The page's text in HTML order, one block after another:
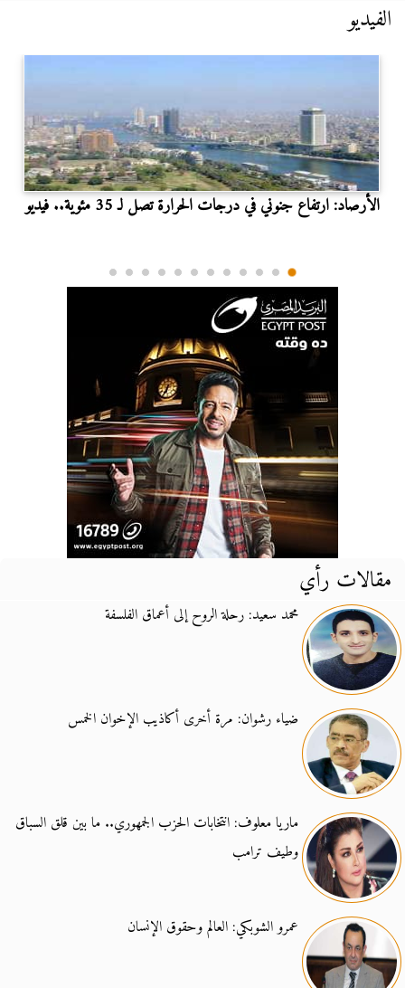
الفيديو
الأرصاد: ارتفاع جنوني في درجات الحرارة تصل لـ 35 مئوية.. فيديو
مقالات رأي
محمد سعيد: رحلة الروح إلى أعماق الفلسفة
ضياء رشوان: مرة أخرى أكاذيب الإخوان الخمس
ماريا معلوف: انتخابات الحزب الجمهوري.. ما بين قلق السباق
وطيف ترامب
عمرو الشوبكي: العالم وحقوق الإنسان